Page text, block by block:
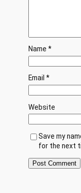
Name *
Email *
Website
Save my
for the next